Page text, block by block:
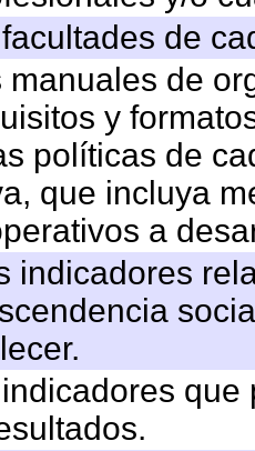
de
manuales de
y
políticas de
que incluya
a
indicadores